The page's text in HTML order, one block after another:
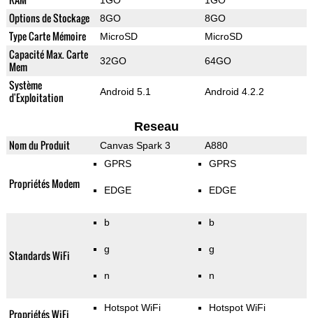
Options de Stockage 8GO 8GO
Type Carte Mémoire MicroSD MicroSD
Capacité Max. Carte
Mem
32GO 64GO
Système
d'Exploitation
Android 5.1 Android 4.2.2
Reseau
Nom du Produit Canvas Spark 3 A880
Propriétés Modem
GPRS
EDGE
GPRS
EDGE
Standards WiFi
b
g
n
b
g
n
Propriétés WiFi Hotspot WiFi Hotspot WiFi